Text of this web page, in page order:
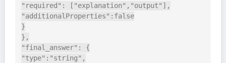
"required": ["explanation","output"],
"additionalProperties":false
}
},
"final_answer": {
"type":"string",